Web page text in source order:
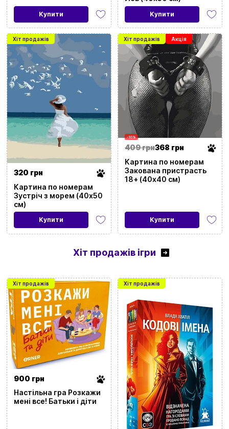
Купити Купити
Хіт продажів
320 грн
Картина по номерам
Зустріч з морем (40х50
см)
Купити
Хіт продажів Акція
-10%
409 грн368 грн
Картина по номерам
Закована пристрасть
18+ (40х40 см)
Купити
Хіт продажів ігри
Хіт продажів
900 грн
Настільна гра Розкажи
мені все! Батьки і діти
Хіт продажів